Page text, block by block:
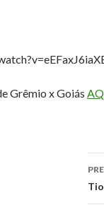
Grêmio x Goiás